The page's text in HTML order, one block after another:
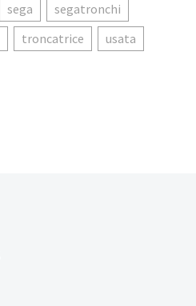
sega
segatronchi
troncatrice
usata